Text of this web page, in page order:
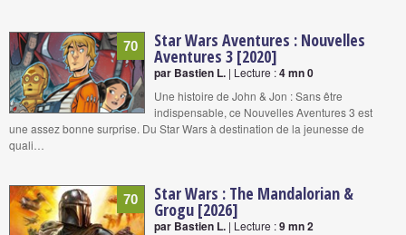
70 Star Wars Aventures : Nouvelles
Aventures 3 [2020]
par Bastien L. | Lecture :4 mn 0
Une histoire de John & Jon : Sans être
indispensable, ce Nouvelles Aventures 3 est
une assez bonne surprise. Du Star Wars à destination de la jeunesse de
quali…
70 Star Wars : The Mandalorian &
Grogu [2026]
par Bastien L. | Lecture :9 mn 2